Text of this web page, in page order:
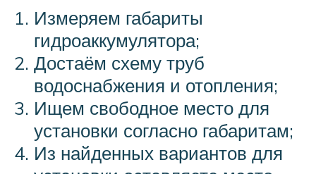
Измеряем габариты
гидроаккумулятора;
Достаём схему труб
водоснабжения и отопления;
Ищем свободное место для
установки согласно габаритам;
Из найденных вариантов для